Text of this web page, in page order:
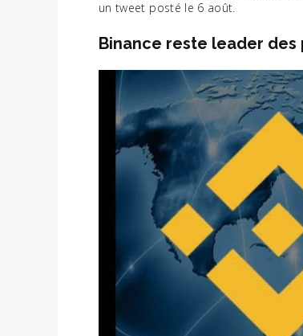
un tweet posté le 6 août.
Binance reste leader